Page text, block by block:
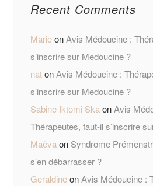
Recent Comments
MarieonAvis Médoucine :
s’inscrire sur Medoucine ?
natonAvis Médoucine :
s’inscrire sur Medoucine ?
Sabine Iktomi SkaonAvis
Thérapeutes, faut-il s’inscrire
Maëvaon Syndrome
s’en débarrasser ?
GeraldineonAvis Médoucine :